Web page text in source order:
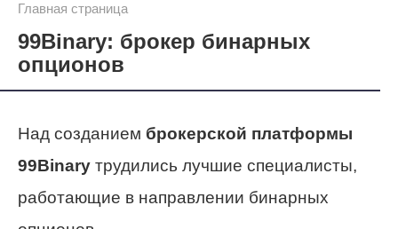
Главная страница
99Binary: брокер бинарных
опционов
Над созданием брокерской платформы
99Binary трудились лучшие специалисты,
работающие в направлении бинарных